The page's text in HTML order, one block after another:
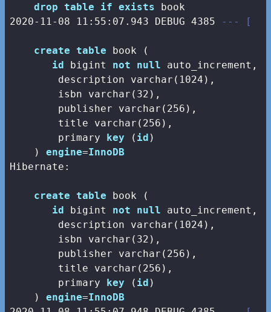
drop table if exists
2020-11 -08 11 : 55 : 07.943 DEBUG 4385 --- [
create table book (
id
bigint not null auto_increment,
        description
varchar ( 1024 ),
        isbn
varchar ( 32 ),
        publisher
varchar ( 256 ),
        title
varchar ( 256 ),
        primary
key ( id )
    )
engine=InnoDB
Hibernate:
create table book (
id
bigint not null auto_increment,
        description
varchar ( 1024 ),
        isbn
varchar ( 32 ),
        publisher
varchar ( 256 ),
        title
varchar ( 256 ),
        primary
key ( id )
    )
engine=InnoDB